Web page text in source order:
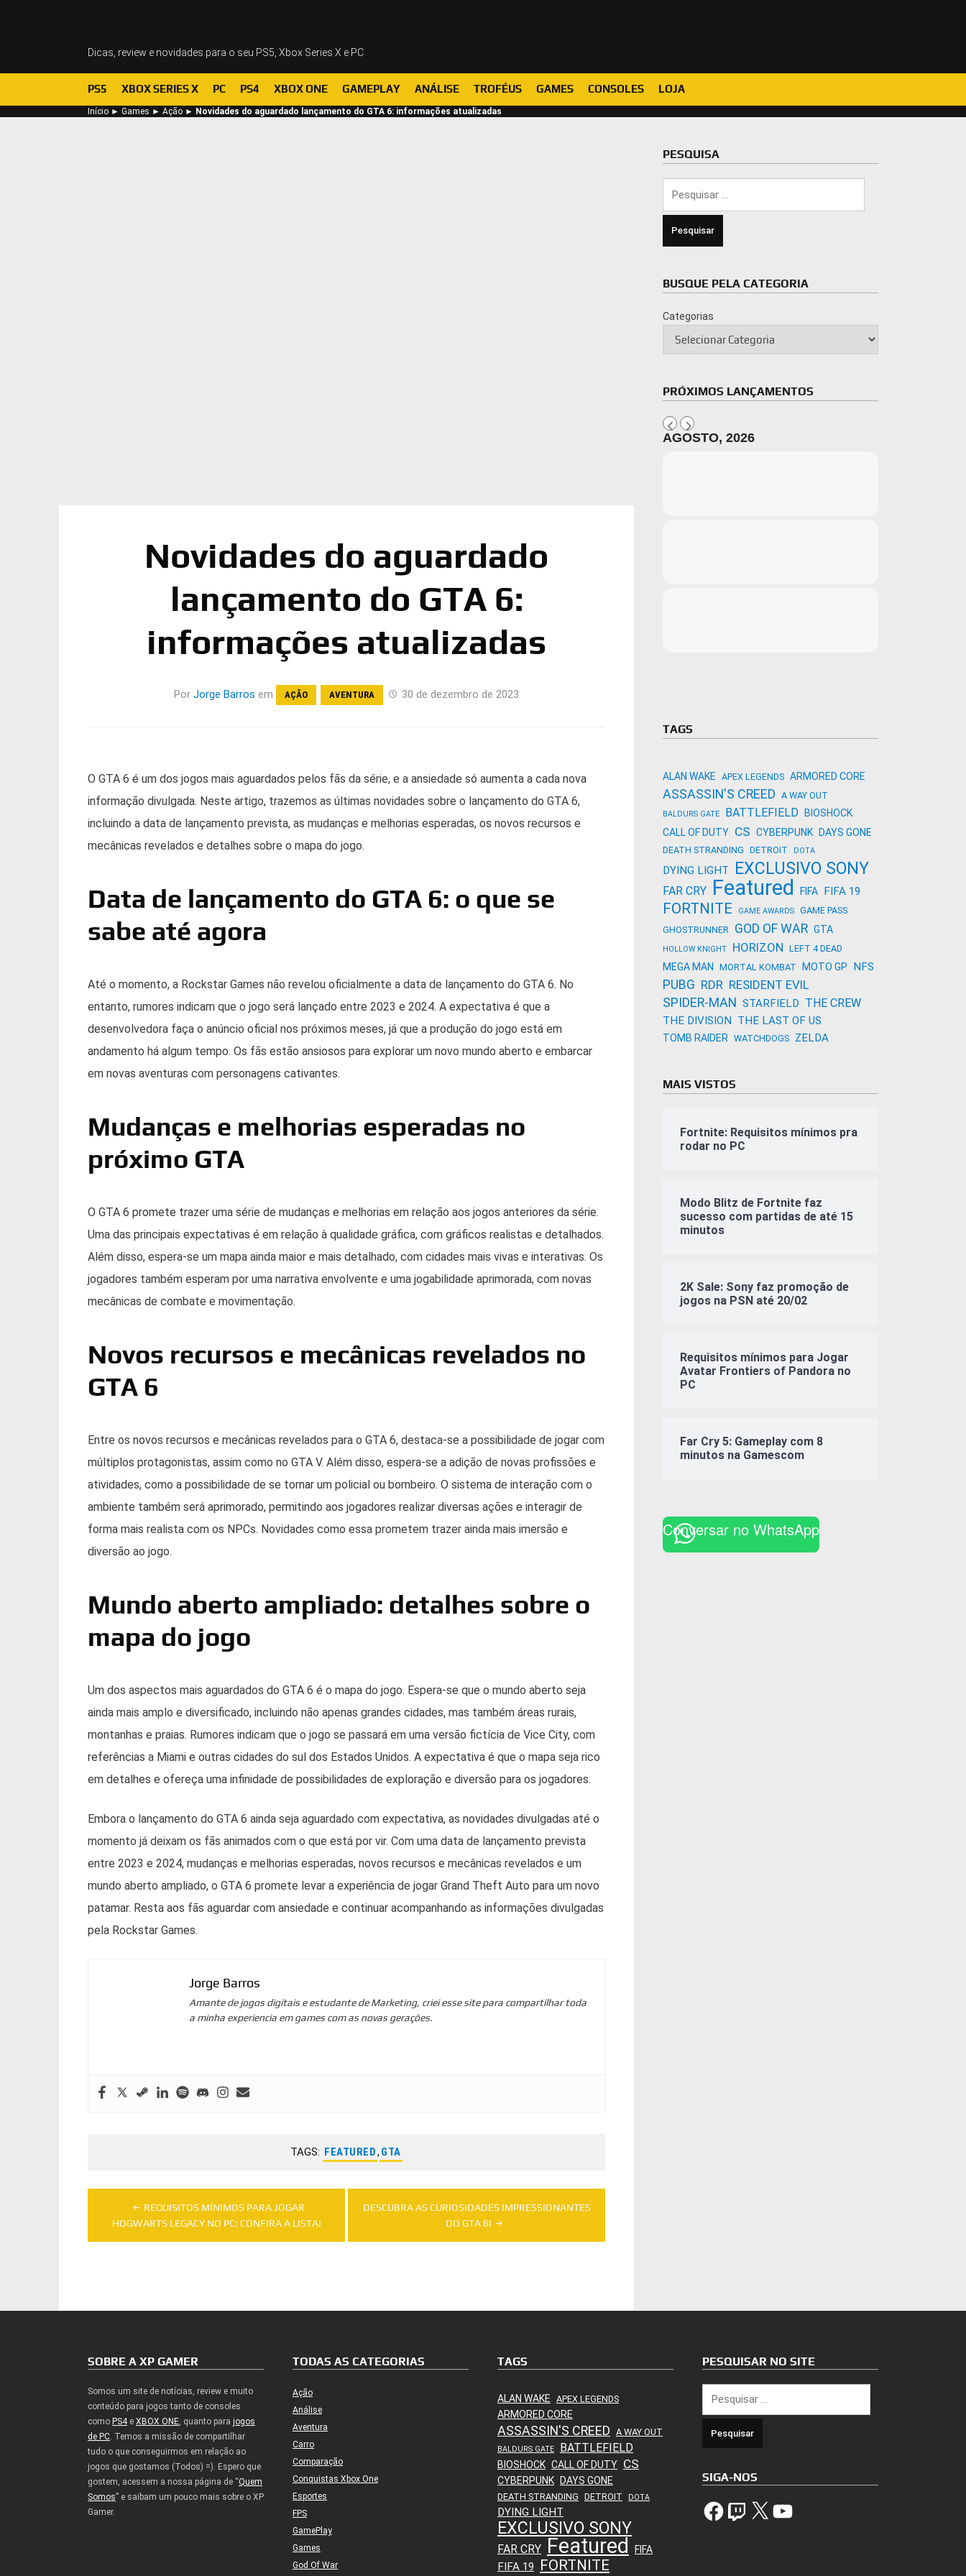
Dicas, review e novidades para o seu PS5, Xbox Series X e PC
PS5 XBOX SERIES X PC PS4 XBOX ONE GAMEPLAY ANÁLISE TROFÉUS GAMES CONSOLES LOJA
Início ► Games ► Ação ► Novidades do aguardado lançamento do GTA 6: informações atualizadas
Novidades do aguardado
lançamento do GTA 6:
informações atualizadas
Por Jorge Barros em AÇÃO AVENTURA 30 de dezembro de 2023
O GTA 6 é um dos jogos mais aguardados pelos fãs da série, e a ansiedade só aumenta a cada nova
informação divulgada. Neste artigo, trazemos as últimas novidades sobre o lançamento do GTA 6,
incluindo a data de lançamento prevista, as mudanças e melhorias esperadas, os novos recursos e
mecânicas revelados e detalhes sobre o mapa do jogo.
Data de lançamento do GTA 6: o que se
sabe até agora
Até o momento, a Rockstar Games não revelou oficialmente a data de lançamento do GTA 6. No
entanto, rumores indicam que o jogo será lançado entre 2023 e 2024. A expectativa é que a
desenvolvedora faça o anúncio oficial nos próximos meses, já que a produção do jogo está em
andamento há algum tempo. Os fãs estão ansiosos para explorar um novo mundo aberto e embarcar
em novas aventuras com personagens cativantes.
Mudanças e melhorias esperadas no
próximo GTA
O GTA 6 promete trazer uma série de mudanças e melhorias em relação aos jogos anteriores da série.
Uma das principais expectativas é em relação à qualidade gráfica, com gráficos realistas e detalhados.
Além disso, espera-se um mapa ainda maior e mais detalhado, com cidades mais vivas e interativas. Os
jogadores também esperam por uma narrativa envolvente e uma jogabilidade aprimorada, com novas
mecânicas de combate e movimentação.
Novos recursos e mecânicas revelados no
GTA 6
Entre os novos recursos e mecânicas revelados para o GTA 6, destaca-se a possibilidade de jogar com
múltiplos protagonistas, assim como no GTA V. Além disso, espera-se a adição de novas profissões e
atividades, como a possibilidade de se tornar um policial ou bombeiro. O sistema de interação com o
ambiente também será aprimorado, permitindo aos jogadores realizar diversas ações e interagir de
forma mais realista com os NPCs. Novidades como essa prometem trazer ainda mais imersão e
diversão ao jogo.
Mundo aberto ampliado: detalhes sobre o
mapa do jogo
Um dos aspectos mais aguardados do GTA 6 é o mapa do jogo. Espera-se que o mundo aberto seja
ainda mais amplo e diversificado, incluindo não apenas grandes cidades, mas também áreas rurais,
montanhas e praias. Rumores indicam que o jogo se passará em uma versão fictícia de Vice City, com
referências a Miami e outras cidades do sul dos Estados Unidos. A expectativa é que o mapa seja rico
em detalhes e ofereça uma infinidade de possibilidades de exploração e diversão para os jogadores.
Embora o lançamento do GTA 6 ainda seja aguardado com expectativa, as novidades divulgadas até o
momento já deixam os fãs animados com o que está por vir. Com uma data de lançamento prevista
entre 2023 e 2024, mudanças e melhorias esperadas, novos recursos e mecânicas revelados e um
mundo aberto ampliado, o GTA 6 promete levar a experiência de jogar Grand Theft Auto para um novo
patamar. Resta aos fãs aguardar com ansiedade e continuar acompanhando as informações divulgadas
pela Rockstar Games.
Jorge Barros
Amante de jogos digitais e estudante de Marketing, criei esse site para compartilhar toda
a minha experiencia em games com as novas gerações.
TAGS: FEATURED, GTA
Navegação
de
REQUISITOS MÍNIMOS PARA JOGAR
HOGWARTS LEGACY NO PC: CONFIRA A LISTA!
DESCUBRA AS CURIOSIDADES IMPRESSIONANTES
DO GTA 6!
PESQUISA
BUSQUE PELA CATEGORIA
Categorias
PRÓXIMOS LANÇAMENTOS
AGOSTO, 2026
TAGS
ALAN WAKE APEX LEGENDS ARMORED CORE
ASSASSIN'S CREED A WAY OUT
BALDURS GATE BATTLEFIELD
BIOSHOCK
CALL OF DUTY CS CYBERPUNK DAYS GONE
DEATH STRANDING DETROIT DOTA
DYING LIGHT EXCLUSIVO SONY
FAR CRY Featured FIFA FIFA 19
FORTNITE GAME AWARDS
GAME PASS
GHOSTRUNNER GOD OF WAR GTA
HOLLOW KNIGHT HORIZON LEFT 4 DEAD
MEGA MAN MORTAL KOMBAT MOTO GP NFS
PUBG RDR RESIDENT EVIL
SPIDER-MAN STARFIELD THE CREW
THE DIVISION THE LAST OF US
TOMB RAIDER WATCHDOGS ZELDA
MAIS VISTOS
Fortnite: Requisitos mínimos pra
rodar no PC
Modo Blitz de Fortnite faz
sucesso com partidas de até 15
minutos
2K Sale: Sony faz promoção de
jogos na PSN até 20/02
Requisitos mínimos para Jogar
Avatar Frontiers of Pandora no
PC
Far Cry 5: Gameplay com 8
minutos na Gamescom
Conversar no WhatsApp
SOBRE A XP GAMER
Somos um site de notícias, review e muito
conteúdo para jogos tanto de consoles
como PS4e XBOX ONE, quanto para jogos
de PC. Temos a missão de compartilhar
tudo o que conseguirmos em relação ao
jogos que gostamos (Todos) =). Espero que
gostem, acessem a nossa página de “Quem
Somos” e saibam um pouco mais sobre o XP
Gamer.
TODAS AS CATEGORIAS
Ação
Análise
Aventura
Carro
Comparação
Conquistas Xbox One
Esportes
FPS
GamePlay
Games
God Of War
TAGS
ALAN WAKE APEX LEGENDS
ARMORED CORE
ASSASSIN'S CREED A WAY OUT
BALDURS GATE BATTLEFIELD
BIOSHOCK CALL OF DUTY CS
CYBERPUNK DAYS GONE
DEATH STRANDING DETROIT DOTA
DYING LIGHT
EXCLUSIVO SONY
FAR CRY Featured FIFA
FIFA 19 FORTNITE
PESQUISAR NO SITE
por:
SIGA-NOS
FacebookTwitch X YouTube